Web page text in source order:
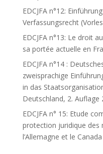
EDCJFA n°12:
Verfassungsrecht
EDCJFA n°13: Le droit
sa portée actuelle en
EDCJFA n°14 :
zweisprachige
in das
Deutschland, 2. Auflage
EDCJFA n° 15: Etude
protection juridique des
l’Allemagne et le Canada